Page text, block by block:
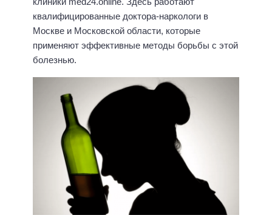
квалифицированные доктора-наркологи в
Москве и Московской области, которые
применяют эффективные методы борьбы с этой
болезнью.